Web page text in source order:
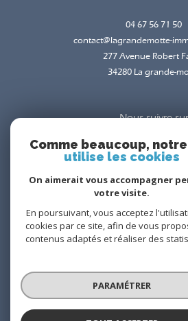
04 67 56 71 50
contact@lagrandemotte-
277 Avenue Robert
34280 la grande-
Nous suivre sur
Adhérents
© 2026 | Tous droits réservés | Traduction
Comme beaucoup,
utilise les cookies
On aimerait vous accompagner
votre visite.
En poursuivant, vous acceptez
cookies par ce site, afin de vous
contenus adaptés et réaliser des
PARAMÉTRER